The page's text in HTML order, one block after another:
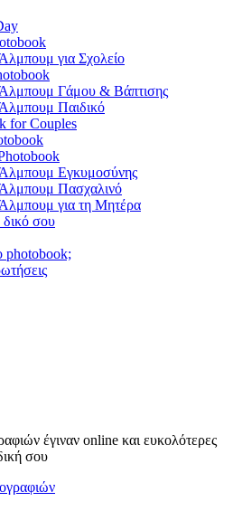
για Σχολείο
Γάμου & Βάπτισης
Παιδικό
for Couples
Εγκυμοσύνης
Πασχαλινό
για τη Μητέρα
δικό σου
photobook;
έγιναν online και ευκολότερες
σου